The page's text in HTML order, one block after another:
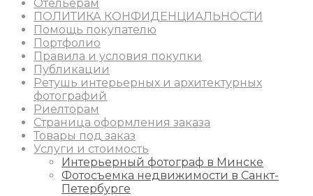
Отельерам
ПОЛИТИКА КОНФИДЕНЦИАЛЬНОСТИ
Помощь покупателю
Портфолио
Правила и условия покупки
Публикации
Ретушь интерьерных и архитектурных
фотографий
Риелторам
Страница оформления заказа
Товары под заказ
Услуги и стоимость
Интерьерный фотограф в Минске
Фотосъемка недвижимости в Санкт-
Петербурге